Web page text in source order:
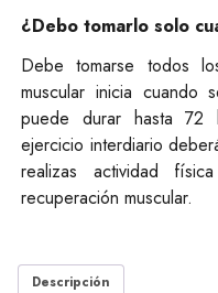
¿Debo tomarlo solo
Debe tomarse todos
muscular inicia cuando
puede durar hasta 72
ejercicio interdiario
realizas actividad
recuperación muscular.
Descripción